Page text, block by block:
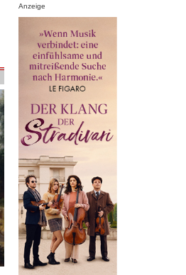
Anzeige